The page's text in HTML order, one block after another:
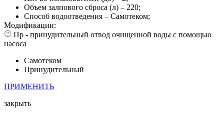
Объем залпового сброса (л) – 220;
Способ водоотведения – Самотеком;
Модификации:
Пр - принудительный отвод очищенной воды с помощью
насоса
Самотеком
Принудительный
ПРИМЕНИТЬ
закрыть